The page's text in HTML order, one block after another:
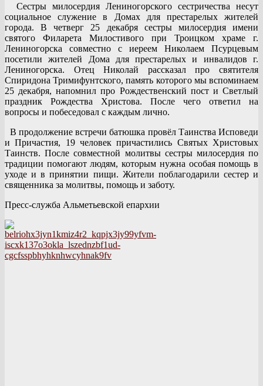
Сестры милосердия Лениногорского сестричества несут
социальное служение в Домах для престарелых жителей
города. В четверг 25 декабря сестры милосердия имени
святого Филарета Милостивого при Троицком храме г.
Лениногорска совместно с иереем Николаем Псурцевым
посетили жителей Дома для престарелых и инвалидов г.
Лениногорска. Отец Николай рассказал про святителя
Спиридона Тримифунтского, память которого мы вспоминаем
25 декабря, напомнил про Рождественский пост и Светлый
праздник Рождества Христова. После чего ответил на
вопросы и побеседовал с каждым лично.
В продолжение встречи батюшка провёл Таинства Исповеди
и Причастия, 19 человек причастились Святых Христовых
Таинств. После совместной молитвы сестры милосердия по
традиции помогают людям, которым нужна особая помощь в
уходе и в принятии пищи. Жители поблагодарили сестер и
священника за молитвы, помощь и заботу.
Пресс-служба Альметьевской епархии